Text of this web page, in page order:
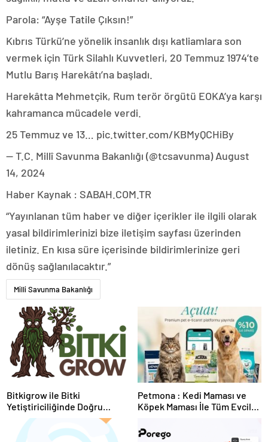
Parola: “Ayşe Tatile Çıksın!”
Kıbrıs Türkü’ne yönelik insanlık dışı katliamlara son
vermek için Türk Silahlı Kuvvetleri, 20 Temmuz 1974’te
Mutlu Barış Harekâtı’na başladı.
Harekâtta Mehmetçik, Rum terör örgütü EOKA’ya karşı
kahramanca mücadele verdi.
25 Temmuz ve 13… pic.twitter.com/KBMyQCHiBy
— T.C. Millî Savunma Bakanlığı (@tcsavunma) August
14, 2024
Haber Kaynak : SABAH.COM.TR
“Yayınlanan tüm haber ve diğer içerikler ile ilgili olarak
yasal bildirimlerinizi bize iletişim sayfası üzerinden
iletiniz. En kısa süre içerisinde bildirimlerinize geri
dönüş sağlanılacaktır.”
Milli Savunma Bakanlığı
Bitkigrow ile Bitki
Yetiştiriciliğinde Doğru
Ekipman ve Ürün Seçimi
Petmona : Kedi Maması ve
Köpek Maması İle Tüm Evcil